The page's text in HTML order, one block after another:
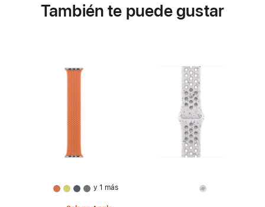
También te puede gustar
y 1 más